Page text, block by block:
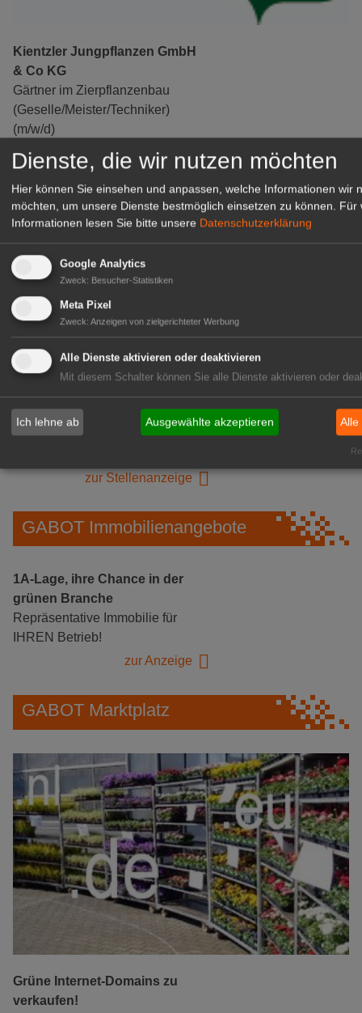
Kientzler Jungpflanzen GmbH
& Co KG
Gärtner im Zierpflanzenbau
(Geselle/Meister/Techniker)
(m/w/d)
zur Stellenanzeige
Gärtnerei Hanns
Mitarbeiter (m/w/d) für unsere
Logistikhalle
zur Stellenanzeige
GABOT Immobilienangebote
1A-Lage, ihre Chance in der
grünen Branche
Repräsentative Immobilie für
IHREN Betrieb!
zur Anzeige
GABOT Marktplatz
Grüne Internet-Domains zu
verkaufen!
Dienste, die wir nutzen möchten
Hier können Sie einsehen und anpassen, welche Informationen wir
möchten, um unsere Dienste bestmöglich einsetzen zu können.
Für
Informationen lesen Sie bitte unsere Datenschutzerklärung
Google Analytics
Zweck: Besucher-Statistiken
Meta Pixel
Zweck: Anzeigen von zielgerichteter Werbung
Alle Dienste aktivieren oder deaktivieren
Mit diesem Schalter können Sie alle Dienste aktivieren oder
Ich lehne ab Ausgewählte akzeptieren Alle